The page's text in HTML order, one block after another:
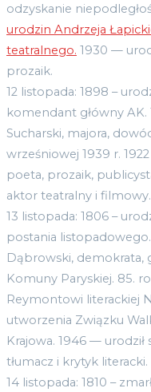
odzyskanie
urodzin Andrzeja
teatralnego. 1930 —
prozaik.
12 listopada: 1898 –
komendant główny AK.
Sucharski, majora,
wrześniowej 1939 r.
poeta, prozaik,
aktor teatralny i filmowy.
13 listopada: 1806 –
postania listopadowego.
Dąbrowski, demokrata,
Komuny Paryskiej. 85.
Reymontowi literackiej
utworzenia Związku
Krajowa. 1946 — urodził
tłumacz i krytyk literacki.
14 listopada: 1810 –